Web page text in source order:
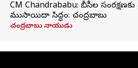
CM Chandrababu: బీసీల సంరక్షణకు
ముసాయిదా సిద్ధం: చంద్రబాబు
చంద్రబాబు నాయుడు